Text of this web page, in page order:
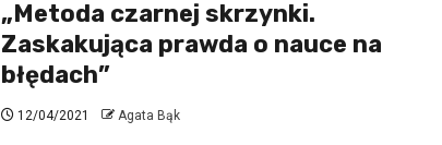
„Metoda czarnej skrzynki.
Zaskakująca prawda o nauce na
błędach”
12/04/2021 Agata Bąk